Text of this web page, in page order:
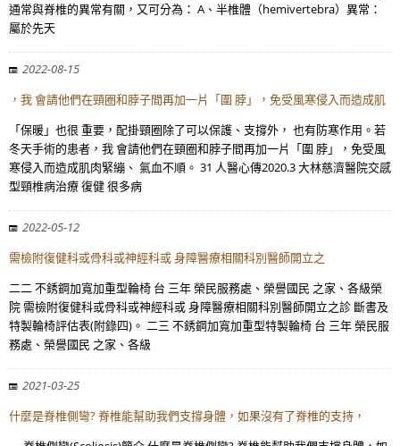
通常與脊椎的異常有關，又可分為： A、半椎體（hemivertebra）異常：
屬於先天
2022-08-15
，我 會請他們在頸圈和脖子間再加一片「圍 脖」，免受風寒侵入而造成肌
「保暖」也很 重要，配掛頸圈除了可以保護、支撐外， 也有防寒作用。若
冬天手術的患者，我 會請他們在頸圈和脖子間再加一片「圍 脖」，免受風
寒侵入而造成肌肉緊繃、 氣血不順。 31 人醫心傳2020.3 大林慈濟醫院交感
型頸椎病治療 復健 很多病
2022-05-12
需檢附復健科或骨科或神經科或 身障醫療相關科別醫師開立之
二二 不銹鋼加寬加重型輪椅 台 三年 榮民服務處、榮譽國民 之家、各級榮
院 需檢附復健科或骨科或神經科或 身障醫療相關科別醫師開立之診 斷書及
特製輪椅評估表(附錄四)。 二三 不銹鋼加寬加重型特製輪椅 台 三年 榮民服
務處、榮譽國民 之家、各級
2021-03-25
什麼是脊椎側彎? 脊椎能幫助我們支撐身體，如果沒有了脊椎的支持，